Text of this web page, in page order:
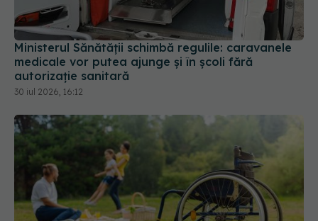
Ministerul Sănătății schimbă regulile: caravanele
medicale vor putea ajunge și în școli fără
autorizație sanitară
30 iul 2026, 16:12